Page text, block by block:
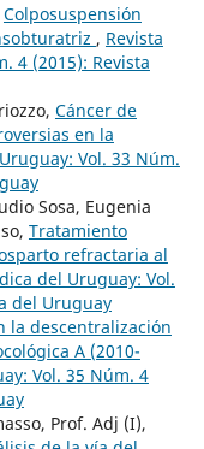
Colposuspensión
, Revista
4 (2015): Revista
Cáncer de
en la
Vol. 33 Núm.
Sosa, Eugenia
Tratamiento
refractaria al
del Uruguay: Vol.
del Uruguay
la descentralización
A (2010-
Vol. 35 Núm. 4
Prof. Adj (I),